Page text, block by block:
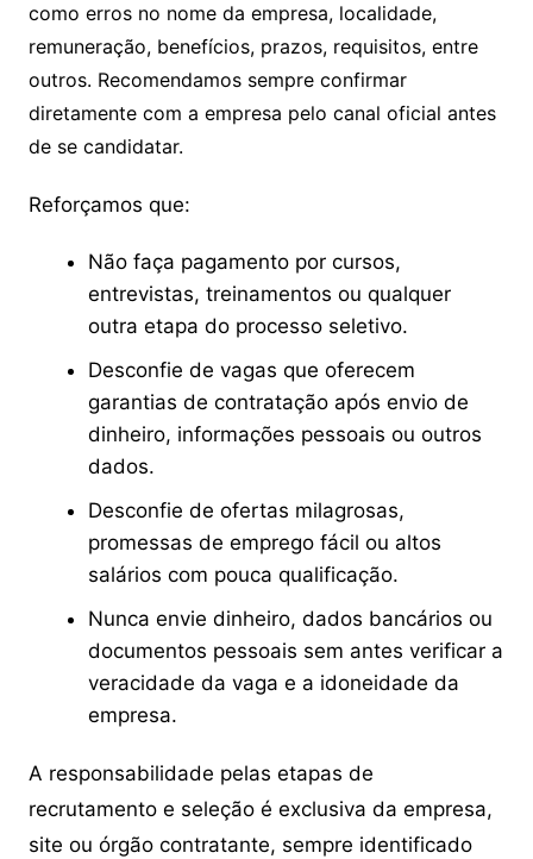
como erros no nome da empresa, localidade,
remuneração, benefícios, prazos, requisitos, entre
outros. Recomendamos sempre confirmar
diretamente com a empresa pelo canal oficial antes
de se candidatar.
Reforçamos que:
Não faça pagamento por cursos,
entrevistas, treinamentos ou qualquer
outra etapa do processo seletivo.
Desconfie de vagas que oferecem
garantias de contratação após envio de
dinheiro, informações pessoais ou outros
dados.
Desconfie de ofertas milagrosas,
promessas de emprego fácil ou altos
salários com pouca qualificação.
Nunca envie dinheiro, dados bancários ou
documentos pessoais sem antes verificar a
veracidade da vaga e a idoneidade da
empresa.
A responsabilidade pelas etapas de
recrutamento e seleção é exclusiva da empresa,
site ou órgão contratante, sempre identificado